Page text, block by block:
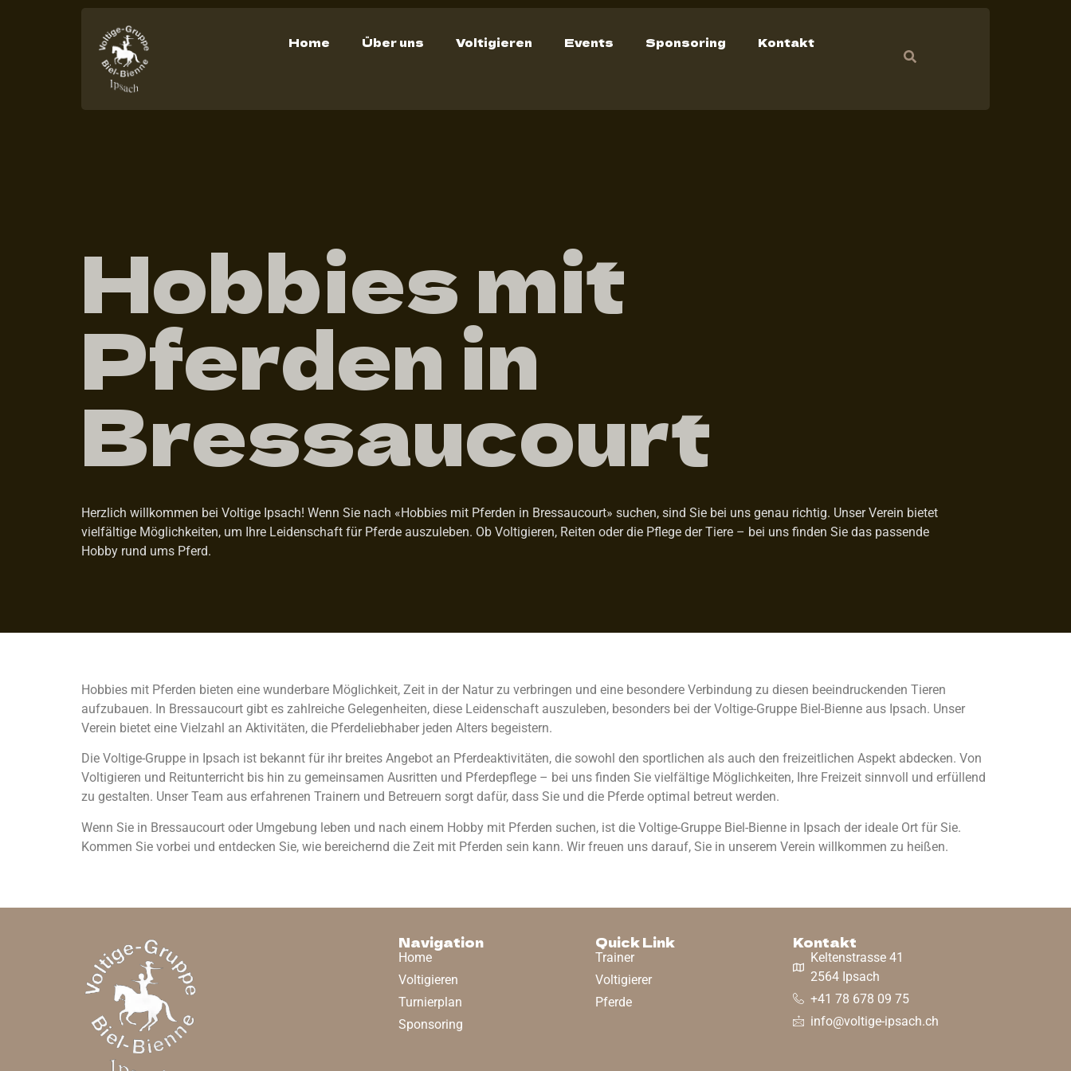
Home Über uns Voltigieren Events Sponsoring Kontakt
Hobbies mit
Pferden in
Bressaucourt
Herzlich willkommen bei Voltige Ipsach! Wenn Sie nach «Hobbies mit Pferden in Bressaucourt» suchen, sind Sie bei uns genau richtig. Unser Verein bietet
vielfältige Möglichkeiten, um Ihre Leidenschaft für Pferde auszuleben. Ob Voltigieren, Reiten oder die Pflege der Tiere – bei uns finden Sie das passende
Hobby rund ums Pferd.
Hobbies mit Pferden bieten eine wunderbare Möglichkeit, Zeit in der Natur zu verbringen und eine besondere Verbindung zu diesen beeindruckenden Tieren
aufzubauen. In Bressaucourt gibt es zahlreiche Gelegenheiten, diese Leidenschaft auszuleben, besonders bei der Voltige-Gruppe Biel-Bienne aus Ipsach. Unser
Verein bietet eine Vielzahl an Aktivitäten, die Pferdeliebhaber jeden Alters begeistern.
Die Voltige-Gruppe in Ipsach ist bekannt für ihr breites Angebot an Pferdeaktivitäten, die sowohl den sportlichen als auch den freizeitlichen Aspekt abdecken. Von
Voltigieren und Reitunterricht bis hin zu gemeinsamen Ausritten und Pferdepflege – bei uns finden Sie vielfältige Möglichkeiten, Ihre Freizeit sinnvoll und erfüllend
zu gestalten. Unser Team aus erfahrenen Trainern und Betreuern sorgt dafür, dass Sie und die Pferde optimal betreut werden.
Wenn Sie in Bressaucourt oder Umgebung leben und nach einem Hobby mit Pferden suchen, ist die Voltige-Gruppe Biel-Bienne in Ipsach der ideale Ort für Sie.
Kommen Sie vorbei und entdecken Sie, wie bereichernd die Zeit mit Pferden sein kann. Wir freuen uns darauf, Sie in unserem Verein willkommen zu heißen.
Navigation
Home
Voltigieren
Turnierplan
Sponsoring
Quick Link
Trainer
Voltigierer
Pferde
Kontakt
Keltenstrasse 41
2564 Ipsach
+41 78 678 09 75
info@voltige-ipsach.ch